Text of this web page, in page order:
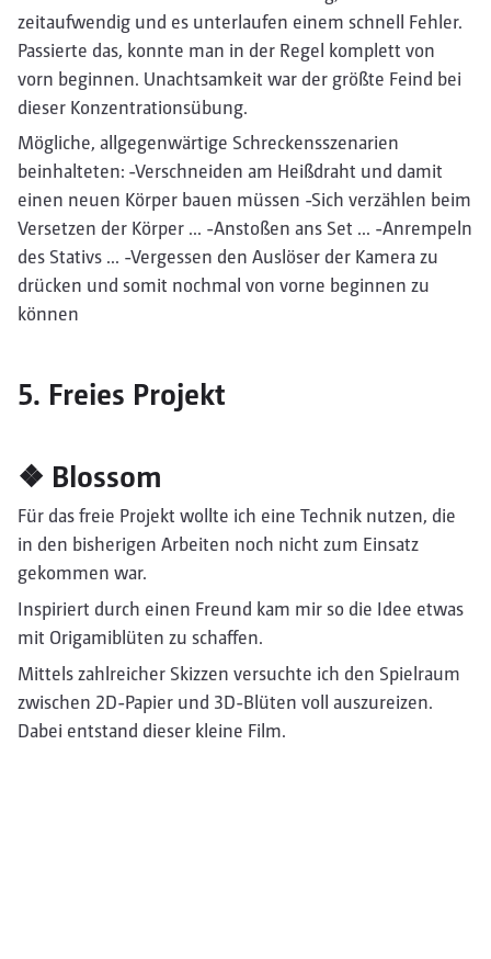
zeitaufwendig und es unterlaufen einem schnell Fehler.
Passierte das, konnte man in der Regel komplett von
vorn beginnen. Unachtsamkeit war der größte Feind bei
dieser Konzentrationsübung.
Mögliche, allgegenwärtige Schreckensszenarien
beinhalteten: -Verschneiden am Heißdraht und damit
einen neuen Körper bauen müssen -Sich verzählen beim
Versetzen der Körper ... -Anstoßen ans Set ... -Anrempeln
des Stativs ... -Vergessen den Auslöser der Kamera zu
drücken und somit nochmal von vorne beginnen zu
können
5. Freies Projekt
❖ Blossom
Für das freie Projekt wollte ich eine Technik nutzen, die
in den bisherigen Arbeiten noch nicht zum Einsatz
gekommen war.
Inspiriert durch einen Freund kam mir so die Idee etwas
mit Origamiblüten zu schaffen.
Mittels zahlreicher Skizzen versuchte ich den Spielraum
zwischen 2D-Papier und 3D-Blüten voll auszureizen.
Dabei entstand dieser kleine Film.